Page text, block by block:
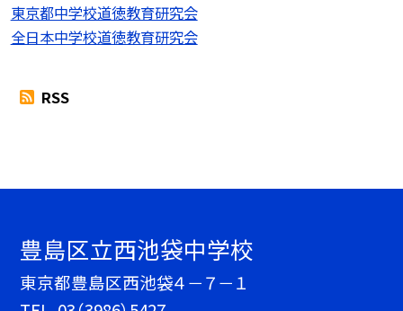
東京都中学校道徳教育研究会
全日本中学校道徳教育研究会
RSS
豊島区立西池袋中学校
東京都豊島区西池袋４－７－１